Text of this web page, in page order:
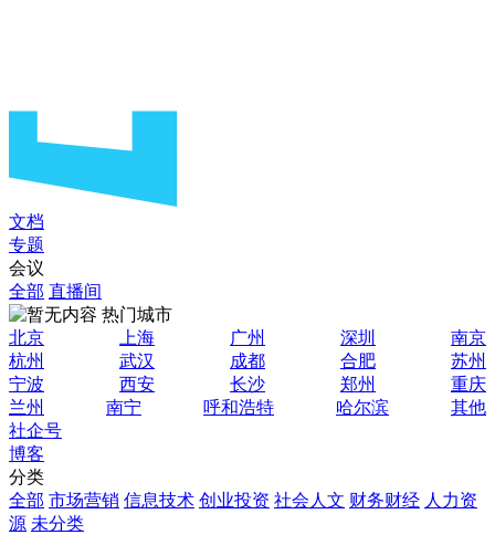
文档
专题
会议
全部 直播间
热门城市
北京
上海 广州 深圳
南京
杭州
武汉 成都 合肥
苏州
宁波
西安 长沙 郑州
重庆
兰州
南宁 呼和浩特 哈尔滨
其他
社企号
博客
分类
全部 市场营销 信息技术 创业投资 社会人文 财务财经 人力资
源 未分类